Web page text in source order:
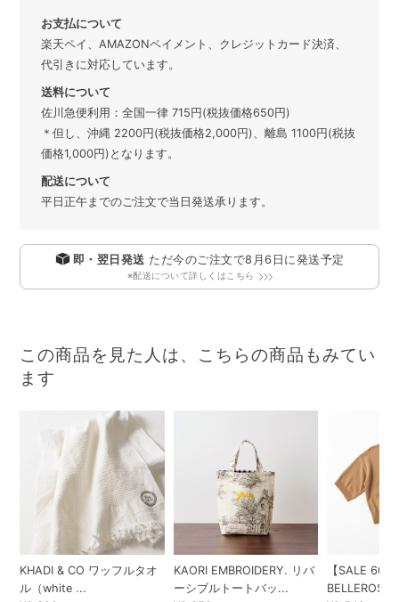
お支払について
楽天ペイ、AMAZONペイメント、クレジットカード決済、
代引きに対応しています。
送料について
佐川急便利用：全国一律 715円(税抜価格650円)
＊但し、沖縄 2200円(税抜価格2,000円)、離島 1100円(税抜
価格1,000円)となります。
配送について
平日正午までのご注文で当日発送承ります。
即・翌日発送 ただ今のご注文で8月6日 に発送予定
※配送について詳しくはこちら
この商品を見た人は、こちらの商品もみてい
ます
KHADI & CO ワッフルタオ
ル（white ...
KAORI EMBROIDERY. リバ
ーシブルトートバッ...
【SALE
BELLEROSE